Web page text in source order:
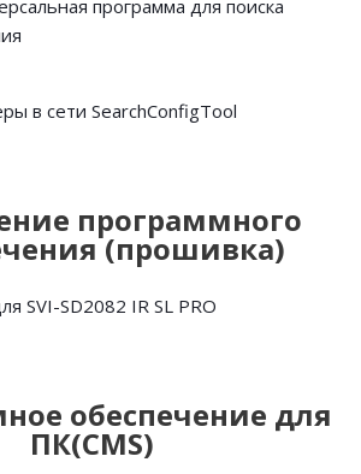
программа для поиска
в сети SearchConfigTool
программного
(прошивка)
SVI-SD2082 IR SL PRO
обеспечение для
ПК(CMS)